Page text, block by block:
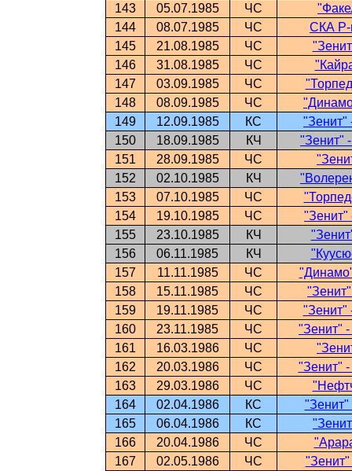
143
05.07.1985 ЧС
144
08.07.1985 ЧС
СКА Р-
145
21.08.1985 ЧС
146
31.08.1985 ЧС
147
03.09.1985 ЧС
148
08.09.1985 ЧС
149
12.09.1985 КС
"Зенит"
150
18.09.1985 КЧ
"Зенит"
151
28.09.1985 ЧС
152
02.10.1985 КЧ
153
07.10.1985 ЧС
154
19.10.1985 ЧС
"Зенит"
155
23.10.1985 КЧ
156
06.11.1985 КЧ
157
11.11.1985 ЧС
158
15.11.1985 ЧС
159
19.11.1985 ЧС
"Зенит"
160
23.11.1985 ЧС
"Зенит"
161
16.03.1986 ЧС
162
20.03.1986 ЧС
"Зенит"
163
29.03.1986 ЧС
164
02.04.1986 КС
"Зенит"
165
06.04.1986 КС
166
20.04.1986 ЧС
167
02.05.1986 ЧС